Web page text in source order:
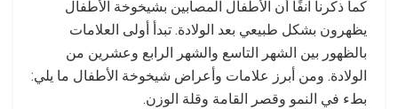
كما ذكرنا انفًا أن الأطفال المصابين بشيخوخة الأطفال
يظهرون بشكل طبيعي بعد الولادة. تبدأ أولى العلامات
بالظهور بين الشهر التاسع والشهر الرابع وعشرين من
الولادة. ومن أبرز علامات وأعراض شيخوخة الأطفال ما يلي:
بطء في النمو وقصر القامة وقلة الوزن.